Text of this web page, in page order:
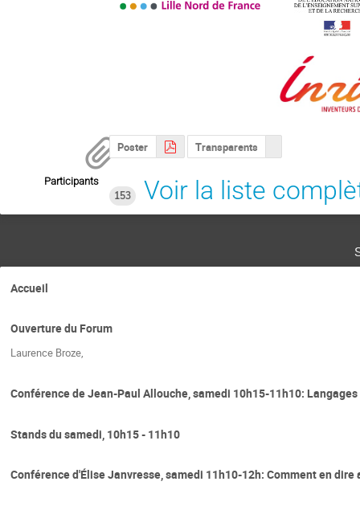
Poster Transparents
Participants
153
Voir la liste
Accueil
Ouverture du Forum
Laurence Broze,
Conférence de Jean-Paul Allouche, samedi 10h15-11h10:
Stands du samedi, 10h15 - 11h10
Conférence d'Élise Janvresse, samedi 11h10-12h: Comment en dire